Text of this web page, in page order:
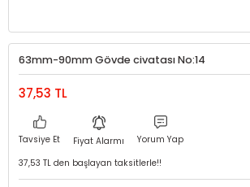
63mm-90mm Gövde civatası No:14
37,53 TL
Tavsiye Et Fiyat Alarmı
Yorum Yap
37,53 TL den başlayan taksitlerle!!